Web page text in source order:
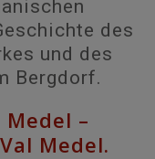
des
und des
Bergdorf.
–
Medel.